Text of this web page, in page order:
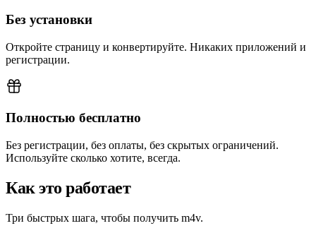
Без установки
Откройте страницу и конвертируйте. Никаких приложений и
регистрации.
Полностью бесплатно
Без регистрации, без оплаты, без скрытых ограничений.
Используйте сколько хотите, всегда.
Как это работает
Три быстрых шага, чтобы получить m4v.